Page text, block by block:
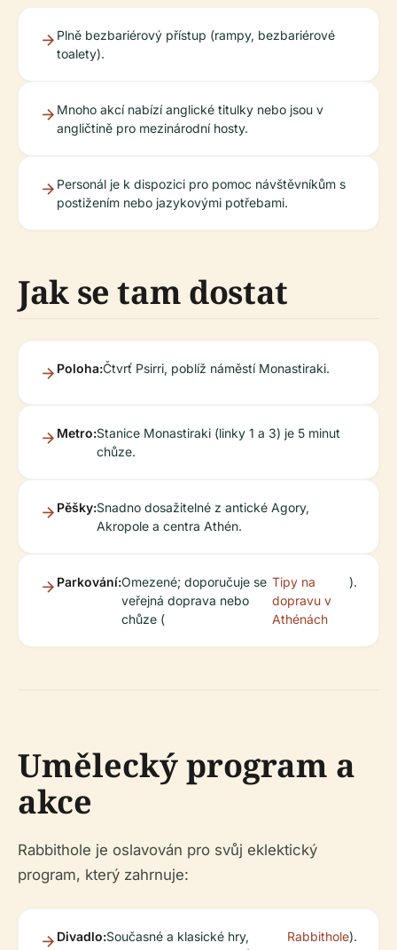
Plně bezbariérový přístup (rampy, bezbariérové
toalety).
Mnoho akcí nabízí anglické titulky nebo jsou v
angličtině pro mezinárodní hosty.
Personál je k dispozici pro pomoc návštěvníkům s
postižením nebo jazykovými potřebami.
Jak se tam dostat
Poloha:Čtvrť Psirri, poblíž náměstí Monastiraki.
Metro:Stanice Monastiraki (linky 1 a 3) je 5 minut
chůze.
Pěšky:Snadno dosažitelné z antické Agory,
Akropole a centra Athén.
Parkování:Omezené; doporučuje se
veřejná doprava nebo
chůze (
Tipy na
dopravu v
Athénách
).
Umělecký program a
akce
Rabbithole je oslavován pro svůj eklektický
program, který zahrnuje:
Divadlo:Současné a klasické hry,
Rabbithole).